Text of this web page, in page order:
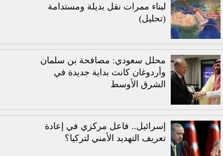
لبناء ممرات نقل بديلة ومستدامة
(تحليل)
محلل سعودي: مصافحة بن سلمان
وأردوغان كانت بداية جديدة في
الشرق الأوسط
إسرائيل.. فاعل مركزي في إعادة
تعريف التهديد الأمني لتركيا؟